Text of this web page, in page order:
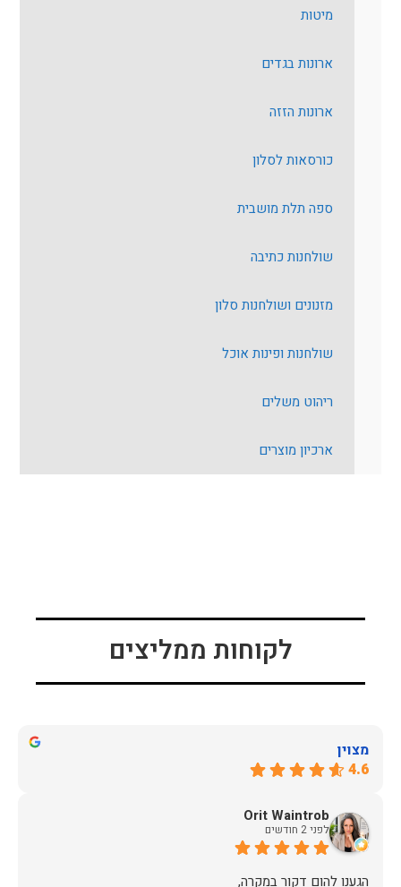
מיטות
ארונות בגדים
ארונות הזזה
כורסאות לסלון
ספה תלת מושבית
שולחנות כתיבה
מזנונים ושולחנות סלון
שולחנות ופינות אוכל
ריהוט משלים
ארכיון מוצרים
לקוחות ממליצים
מצוין
4.6
Orit Waintrob
לפני 2 חודשים